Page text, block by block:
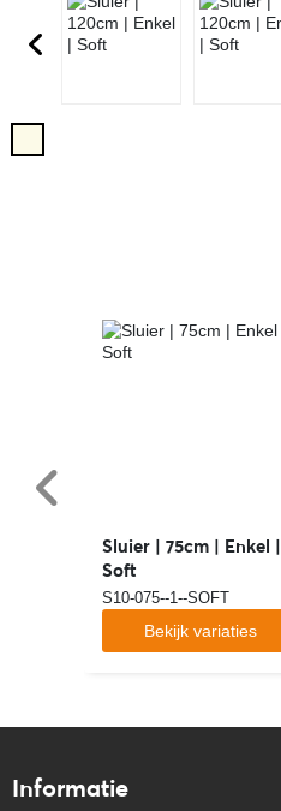
Sluier | 75cm | Enkel |
Soft
S10-075--1--SOFT
Bekijk variaties
Informatie